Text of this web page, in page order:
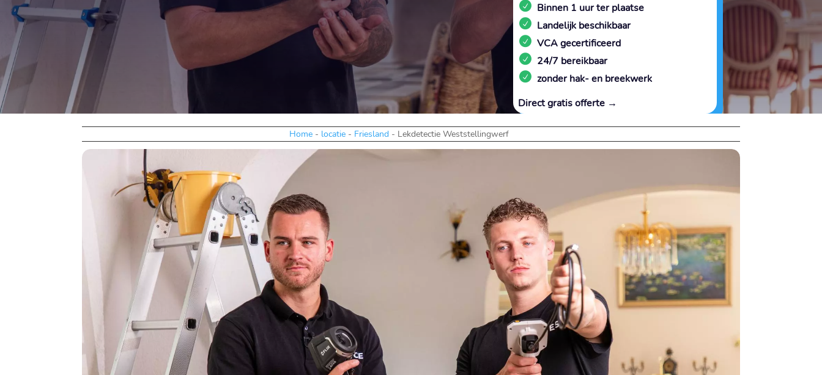
Binnen 1 uur ter plaatse
Landelijk beschikbaar
VCA gecertificeerd
24/7 bereikbaar
zonder hak- en breekwerk
Direct gratis offerte →
Home- locatie- Friesland - Lekdetectie Weststellingwerf